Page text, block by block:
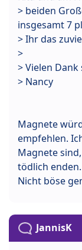
> beiden
insgesamt 7
> Ihr das
>
> Vielen
> Nancy
Magnete
empfehlen.
Magnete
tödlich enden.
Nicht böse
JannisK